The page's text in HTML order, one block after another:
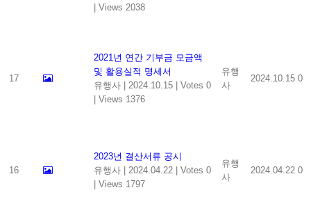
Views 2038
17
2021년 연간 기부금 모금액
및 활용실적 명세서
유행사
2024.10.15
Votes 0
Views 1376
유행
사
2024.10.15 0
16
2023년 결산서류 공시
유행사
2024.04.22
Votes 0
Views 1797
유행
사
2024.04.22 0